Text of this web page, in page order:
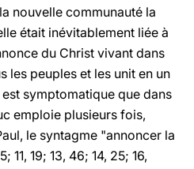
nouvelle communauté la
était inévitablement liée à
du Christ vivant dans
les peuples et les unit en un
symptomatique que dans
emploie plusieurs fois,
le syntagme "annoncer la
19; 13, 46; 14, 25; 16,